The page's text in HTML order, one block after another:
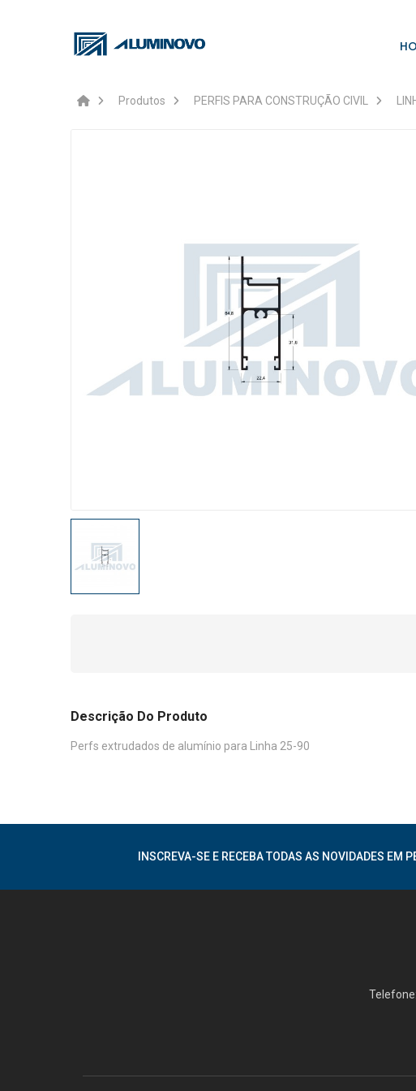
Produtos PERFIS PARA CONSTRUÇÃO CIVIL
Descrição Do Produto
Perfs extrudados de alumínio para Linha 25-90
INSCREVA-SE E RECEBA TODAS AS NOVIDADES EM